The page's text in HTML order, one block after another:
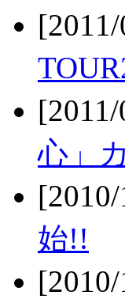
心」
始!!